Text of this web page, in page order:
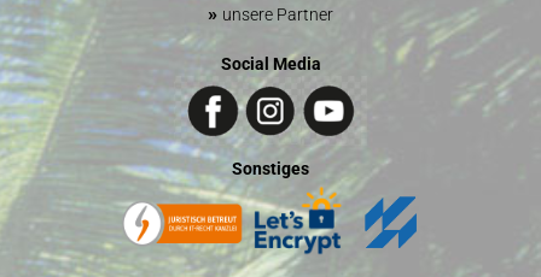
» unsere Partner
Social Media
Sonstiges